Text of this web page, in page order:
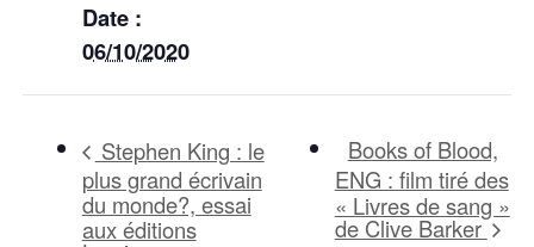
Date :
06/10/2020
Stephen King : le
plus grand écrivain
du monde?, essai
aux éditions
Books of Blood,
ENG : film tiré des
« Livres de sang »
de Clive Barker